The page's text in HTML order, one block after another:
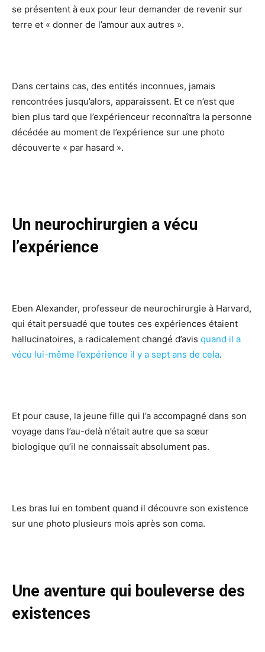
se présentent à eux pour leur demander de revenir sur
terre et « donner de l’amour aux autres ».
Dans certains cas, des entités inconnues, jamais
rencontrées jusqu’alors, apparaissent. Et ce n’est que
bien plus tard que l’expérienceur reconnaîtra la personne
décédée au moment de l’expérience sur une photo
découverte « par hasard ».
Un neurochirurgien a vécu
l’expérience
Eben Alexander, professeur de neurochirurgie à Harvard,
qui était persuadé que toutes ces expériences étaient
hallucinatoires, a radicalement changé d’avis quand il a
vécu lui-même l’expérience il y a sept ans de cela.
Et pour cause, la jeune fille qui l’a accompagné dans son
voyage dans l’au-delà n’était autre que sa sœur
biologique qu’il ne connaissait absolument pas.
Les bras lui en tombent quand il découvre son existence
sur une photo plusieurs mois après son coma.
Une aventure qui bouleverse des
existences